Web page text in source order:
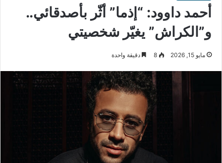
أحمد داوود: “إذما” أثّر بأصدقائي..
و”الكراش” يغيّر شخصيتي
مايو 15, 2026 8 دقيقة واحدة